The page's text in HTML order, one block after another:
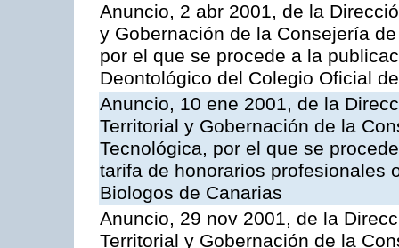
Anuncio, 2 abr 2001, de la
y Gobernación de la Consejería
por el que se procede a la
Deontológico del Colegio Oficial
Anuncio, 10 ene 2001, de la
Territorial y Gobernación de la
Tecnológica, por el que se
tarifa de honorarios profesionales
Biologos de Canarias
Anuncio, 29 nov 2001, de la
Territorial y Gobernación de la